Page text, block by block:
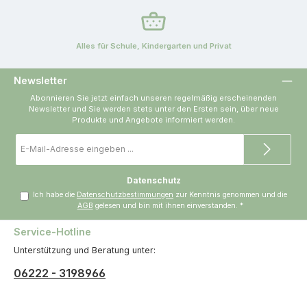
Alles für Schule, Kindergarten und Privat
Newsletter
Abonnieren Sie jetzt einfach unseren regelmäßig erscheinenden
Newsletter und Sie werden stets unter den Ersten sein, über neue
Produkte und Angebote informiert werden.
Mail-
Datenschutz
Ich habe die Datenschutzbestimmungen
zur Kenntnis genommen und die
AGB gelesen und bin mit ihnen einverstanden. *
Service-Hotline
Unterstützung und Beratung unter:
06222 - 3198966